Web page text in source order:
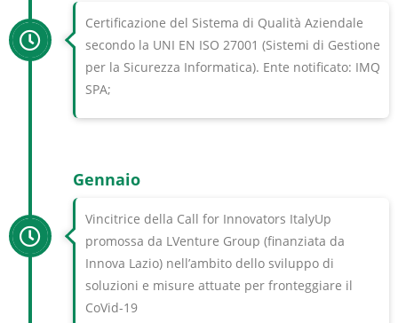
Certificazione del Sistema di Qualità Aziendale
secondo la UNI EN ISO 27001 (Sistemi di Gestione
per la Sicurezza Informatica). Ente notificato: IMQ
SPA;
Gennaio
Vincitrice della Call for Innovators ItalyUp
promossa da LVenture Group (finanziata da
Innova Lazio) nell’ambito dello sviluppo di
soluzioni e misure attuate per fronteggiare il
CoVid-19